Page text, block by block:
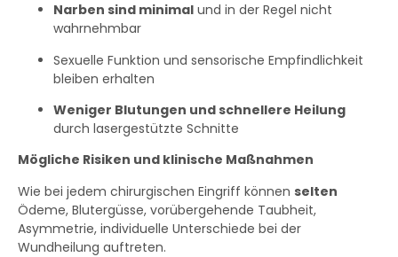
Narben sind minimal und in der Regel nicht
wahrnehmbar
Sexuelle Funktion und sensorische Empfindlichkeit
bleiben erhalten
Weniger Blutungen und schnellere Heilung
durch lasergestützte Schnitte
Mögliche Risiken und klinische Maßnahmen
Wie bei jedem chirurgischen Eingriff können selten
Ödeme, Blutergüsse, vorübergehende Taubheit,
Asymmetrie, individuelle Unterschiede bei der
Wundheilung auftreten.